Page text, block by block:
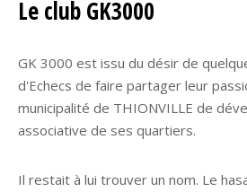
Le club GK3000
GK 3000 est issu du désir de
d'Echecs de faire partager leur
municipalité de THIONVILLE de
associative de ses quartiers.
Il restait à lui trouver un nom. Le